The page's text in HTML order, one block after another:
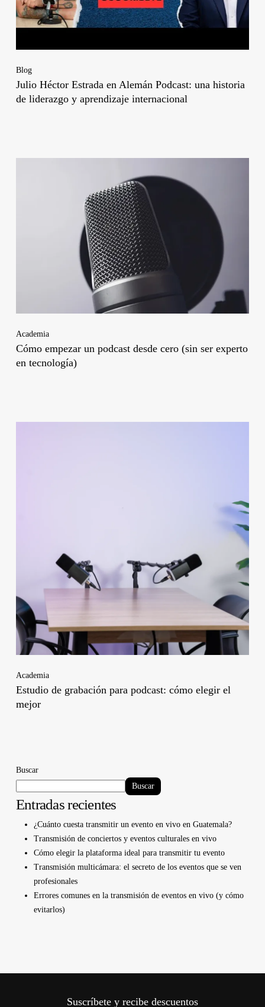
Blog
Julio Héctor Estrada en Alemán Podcast: una historia
de liderazgo y aprendizaje internacional
Academia
Cómo empezar un podcast desde cero (sin ser experto
en tecnología)
Academia
Estudio de grabación para podcast: cómo elegir el
mejor
Buscar
Buscar
Entradas recientes
¿Cuánto cuesta transmitir un evento en vivo en Guatemala?
Transmisión de conciertos y eventos culturales en vivo
Cómo elegir la plataforma ideal para transmitir tu evento
Transmisión multicámara: el secreto de los eventos que se ven
profesionales
Errores comunes en la transmisión de eventos en vivo (y cómo
evitarlos)
Suscríbete y recibe descuentos